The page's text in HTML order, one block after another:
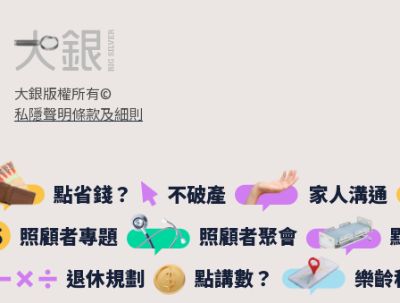
大銀版權所有©
私隱聲明條款及細則
點省錢？ 不破產
家人溝通
照顧者專題
照顧者聚會
退休規劃
點講數？ 樂齡